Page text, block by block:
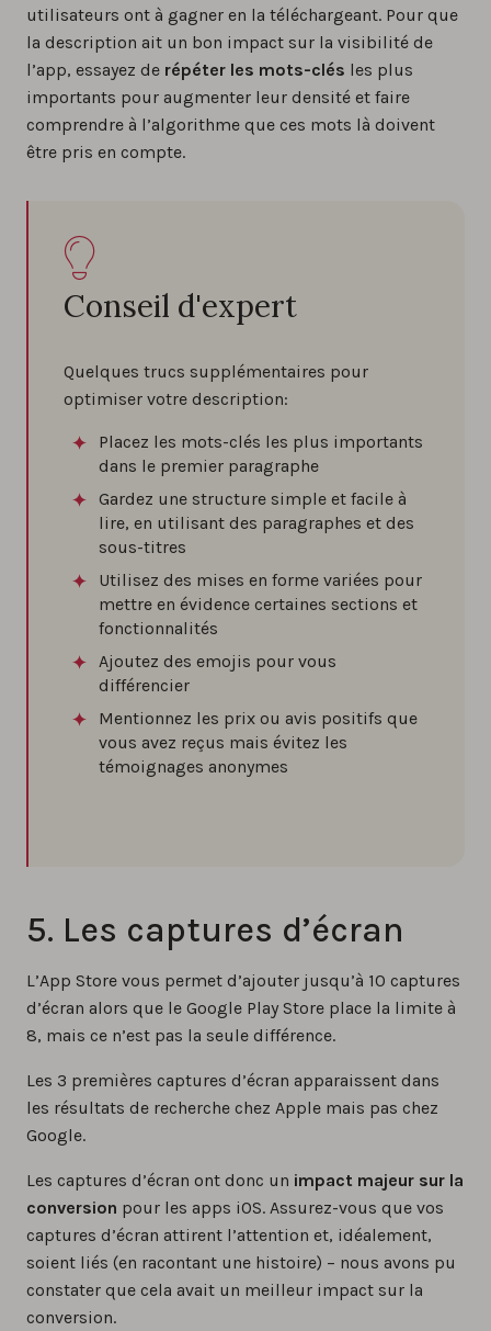
utilisateurs ont à gagner en la téléchargeant. Pour que
la description ait un bon impact sur la visibilité de
l’app, essayez de répéter les mots-clés les plus
importants pour augmenter leur densité et faire
comprendre à l’algorithme que ces mots là doivent
être pris en compte.
Conseil d'expert
Quelques trucs supplémentaires pour
optimiser votre description:
Placez les mots-clés les plus importants
dans le premier paragraphe
Gardez une structure simple et facile à
lire, en utilisant des paragraphes et des
sous-titres
Utilisez des mises en forme variées pour
mettre en évidence certaines sections et
fonctionnalités
Ajoutez des emojis pour vous
différencier
Mentionnez les prix ou avis positifs que
vous avez reçus mais évitez les
témoignages anonymes
5. Les captures d’écran
L’App Store vous permet d’ajouter jusqu’à 10 captures
d’écran alors que le Google Play Store place la limite à
8, mais ce n’est pas la seule différence.
Les 3 premières captures d’écran apparaissent dans
les résultats de recherche chez Apple mais pas chez
Google.
Les captures d’écran ont donc un impact majeur sur la
conversion pour les apps iOS. Assurez-vous que vos
captures d’écran attirent l’attention et, idéalement,
soient liés (en racontant une histoire) – nous avons pu
constater que cela avait un meilleur impact sur la
conversion.